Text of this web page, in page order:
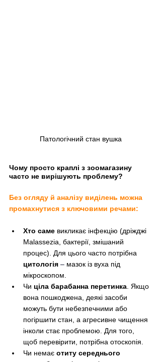
Патологічний стан вушка
Чому просто краплі з зоомагазину
часто не вирішують проблему?
Без огляду й аналізу виділень можна
промахнутися з ключовими речами:
Хто саме викликає інфекцію (дріжджі
Malassezia, бактерії, змішаний
процес). Для цього часто потрібна
цитологія – мазок із вуха під
мікроскопом.
Чи ціла барабанна перетинка . Якщо
вона пошкоджена, деякі засоби
можуть бути небезпечними або
погіршити стан, а агресивне чищення
інколи стає проблемою. Для того,
щоб перевірити, потрібна отоскопія.
Чи немає отиту середнього